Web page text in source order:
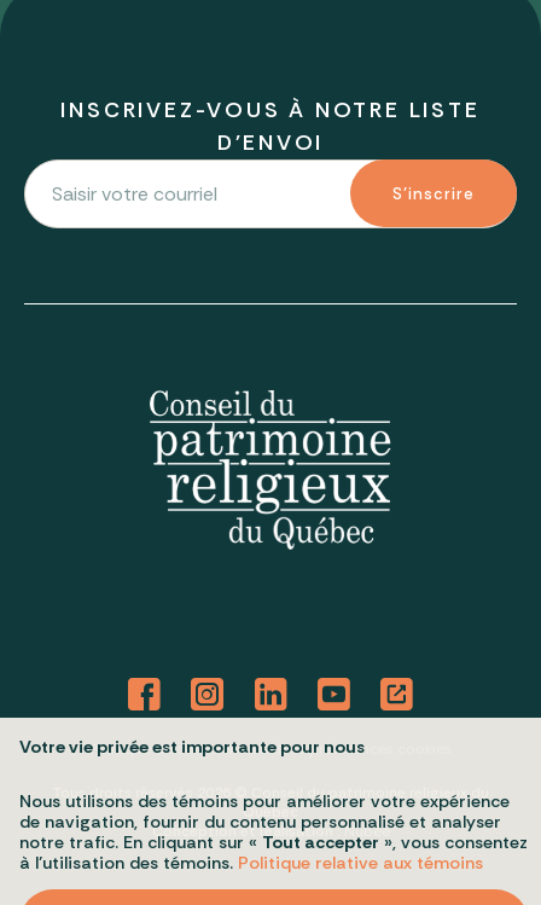
INSCRIVEZ-VOUS À NOTRE LISTE
D'ENVOI
S'inscrire
Politique de confidentialité Mes préférences cookies
Tous droits réservés 2026 © Conseil du patrimoine religieux du
Québec
Conception et réalisation :Nubee
Votre vie privée est importante pour nous
Nous utilisons des témoins pour améliorer votre expérience
de navigation, fournir du contenu personnalisé et analyser
notre trafic. En cliquant sur « Tout accepter », vous consentez
à l’utilisation des témoins. Politique relative aux témoins